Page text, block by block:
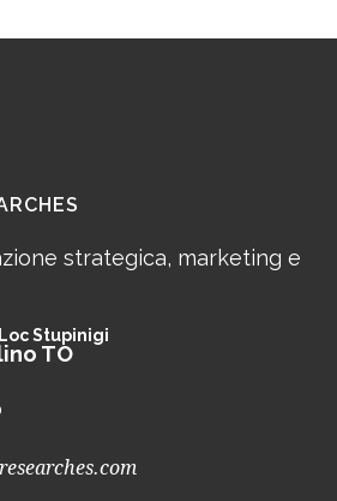
strategica, marketing e
Loc Stupinigi
TO